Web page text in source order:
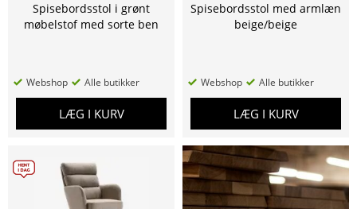
Spisebordsstol i grønt
møbelstof med sorte ben
Webshop Alle butikker
LÆG I KURV
Spisebordsstol med armlæn
beige/beige
Webshop Alle butikker
LÆG I KURV